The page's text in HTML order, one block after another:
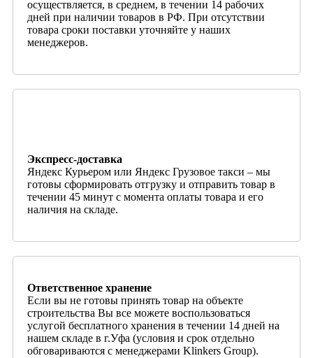
осуществляется, в среднем, в течении 14 рабочих
дней при наличии товаров в РФ. При отсутствии
товара сроки поставки уточняйте у наших
менеджеров.
Экспресс-доставка
Яндекс Курьером или Яндекс Грузовое такси – мы
готовы сформировать отгрузку и отправить товар в
течении 45 минут с момента оплаты товара и его
наличия на складе.
Ответственное хранение
Если вы не готовы принять товар на объекте
строительства Вы все можете воспользоваться
услугой бесплатного хранения в течении 14 дней на
нашем складе в г.Уфа (условия и срок отдельно
обговариваются с менеджерами Klinkers Group).